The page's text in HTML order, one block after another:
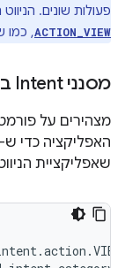
פעולות שונים. הניווט
ACTION_VIEW, כמו
מסנני Intent בקובץ המניפסט
מצהירים על
שאפליקציית